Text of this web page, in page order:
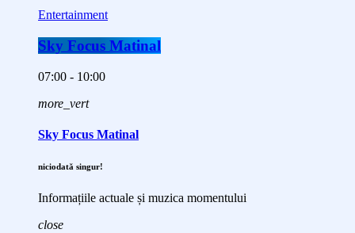
Entertainment
Sky Focus Matinal
07:00 - 10:00
more_vert
Sky Focus Matinal
niciodată singur!
Informațiile actuale și muzica momentului
close